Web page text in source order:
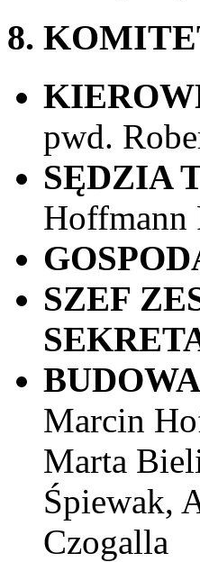
8.
pwd.
SĘDZIA
Hoffmann
SZEF
Marcin
Marta
Śpiewak,
Czogalla